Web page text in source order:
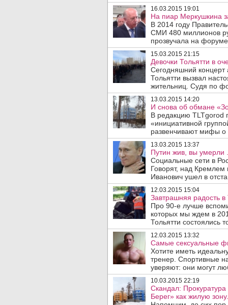
16.03.2015 19:01
На пиар Меркушкина
В 2014 году
СМИ 480 миллионов
прозвучала на
15.03.2015 21:15
Девочки Тольятти в
Сегодняшний концерт
Тольятти вызвал
жительниц. Судя по
13.03.2015 14:20
И снова об обмане
В редакцию TLTgorod
«инициативной
развенчивают мифы о
13.03.2015 13:37
Путин жив, вы умерли .
Социальные сети в
Говорят, над Кремлем
Иванович ушел в
12.03.2015 15:04
Завтрашняя радость в
Про 90-е лучше
которых мы ждем в
Тольятти состоялись
12.03.2015 13:32
Самые сексуальные
Хотите иметь
тренер. Спортивные
уверяют: они могут
10.03.2015 22:19
Скандал: Прокуратура
Берег» как жилую зону.